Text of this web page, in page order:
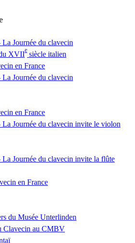
La Journée du clavecin
XVII
e
siècle italien
en France
La Journée du clavecin
en France
La Journée du clavecin invite le violon
La Journée du clavecin invite la flûte
en France
du Musée Unterlinden
Clavecin au CMBV